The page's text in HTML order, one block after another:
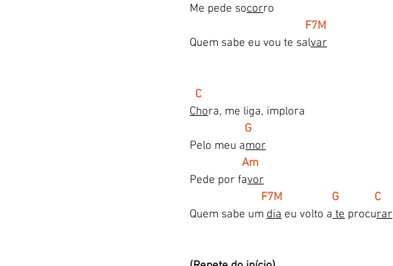
Me pede socorro
  F7M
Quem sabe eu vou te salvar
C
Chora, me liga, implora
  G
Pelo meu amor
  Am
Pede por favor
F7M                  G             C
Quem sabe um dia eu volto a te procurar